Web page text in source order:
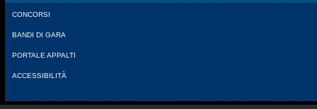
CONCORSI
BANDI DI GARA
PORTALE APPALTI
ACCESSIBILITÀ